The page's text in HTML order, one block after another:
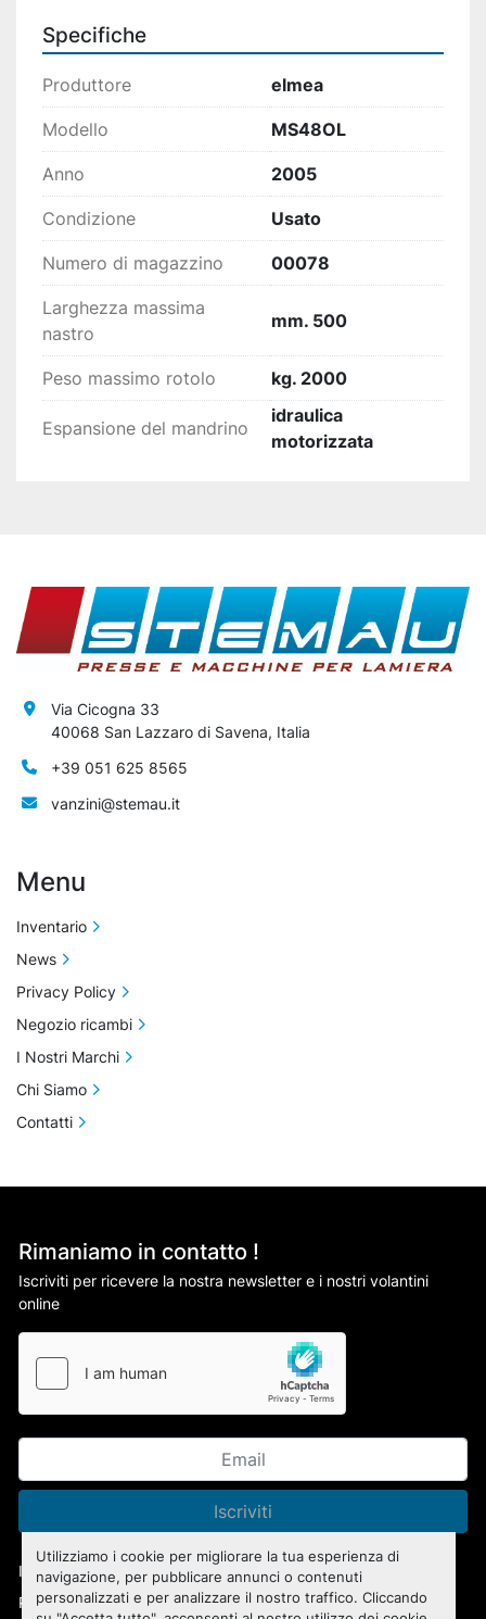
Utilizziamo i cookie per migliorare la tua esperienza di
navigazione, per pubblicare annunci o contenuti
personalizzati e per analizzare il nostro traffico. Cliccando
Specifiche
Produttore elmea
Modello MS48OL
Anno 2005
Condizione Usato
Numero di magazzino 00078
Larghezza massima
nastro
mm. 500
Peso massimo rotolo kg. 2000
Espansione del mandrino
idraulica
motorizzata
Rimaniamo in contatto !
Iscriviti per ricevere la nostra newsletter e i nostri volantini
online
Iscriviti
Informativa sulla privacy
Personalizza le preferenze sui Cookies
Via Cicogna 33
40068 San Lazzaro di Savena, Italia
+39 051 625 8565
vanzini@stemau.it
Menu
Inventario
News
Privacy Policy
Negozio ricambi
I Nostri Marchi
Chi Siamo
Contatti